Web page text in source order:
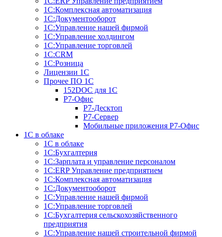
1С:Комплексная автоматизация
1С:Документооборот
1С:Управление нашей фирмой
1C:Управление холдингом
1С:Управление торговлей
1С:CRM
1С:Розница
Лицензии 1С
Прочее ПО 1С
152DOC для 1С
Р7-Офис
Р7-Десктоп
Р7-Сервер
Мобильные приложения Р7-Офис
1С в облаке
1С в облаке
1С:Бухгалтерия
1С:Зарплата и управление персоналом
1С:ERP Управление предприятием
1С:Комплексная автоматизация
1С:Документооборот
1С:Управление нашей фирмой
1С:Управление торговлей
1С:Бухгалтерия сельскохозяйственного
предприятия
1С:Управление нашей строительной фирмой